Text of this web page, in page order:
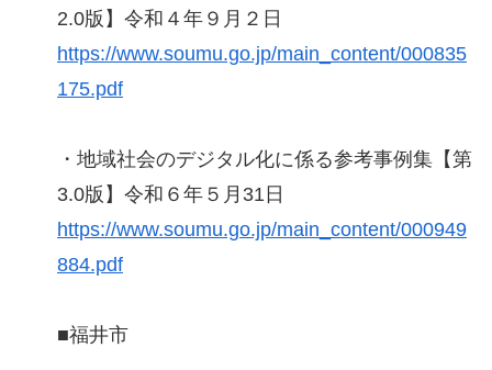
2.0版】令和４年９月２日
https://www.soumu.go.jp/main_content/000835
175.pdf
・地域社会のデジタル化に係る参考事例集【第
3.0版】令和６年５月31日
https://www.soumu.go.jp/main_content/000949
884.pdf
■福井市